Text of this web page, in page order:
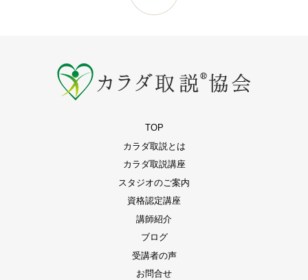
TOP
カラダ取説とは
カラダ取説講座
スタジオのご案内
資格認定講座
講師紹介
ブログ
受講者の声
お問合せ